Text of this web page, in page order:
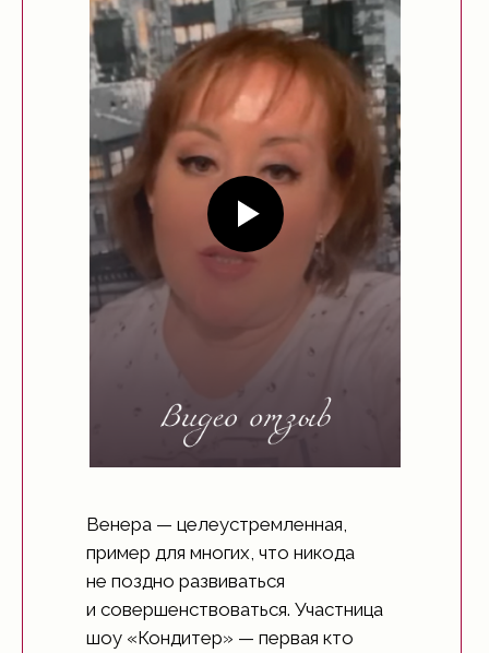
Венера — целеустремленная,
пример для многих, что никода
не поздно развиваться
и совершенствоваться. Участница
шоу «Кондитер» — первая кто